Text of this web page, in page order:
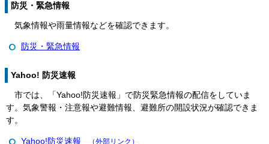
防災・緊急情報
気象情報や雨量情報などを確認できます。
防災・緊急情報
Yahoo! 防災速報
市では、「Yahoo!防災速報」で防災緊急情報の配信をしていま
す。気象警報・注意報や避難情報、避難所の開設状況が確認できま
す。
Yahoo!防災速報 （外部リンク）